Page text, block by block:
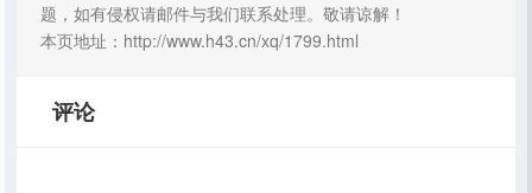
题，如有侵权请邮件与我们联系处理。敬请谅解！
本页地址：http://www.h43.cn/xq/1799.html
评论